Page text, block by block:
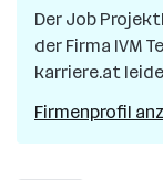
Der Job
der Firma IVM
karriere.at
Firmenprofil